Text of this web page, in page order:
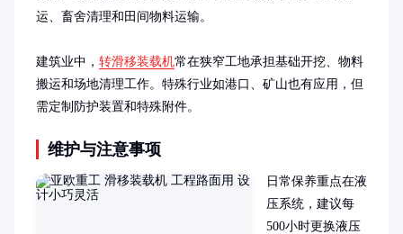
运、畜舍清理和田间物料运输。
建筑业中， 转滑移装载机常在狭窄工地承担基础开挖、物料
搬运和场地清理工作。特殊行业如港口、矿山也有应用，但
需定制防护装置和特殊附件。
维护与注意事项
日常保养重点在液
压系统，建议每
500小时更换液压